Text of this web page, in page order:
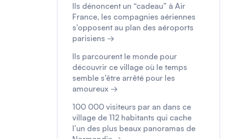
Ils dénoncent un “cadeau” à Air
France, les compagnies aériennes
s’opposent au plan des aéroports
parisiens →
Ils parcourent le monde pour
découvrir ce village où le temps
semble s’être arrêté pour les
amoureux →
100 000 visiteurs par an dans ce
village de 112 habitants qui cache
l’un des plus beaux panoramas de